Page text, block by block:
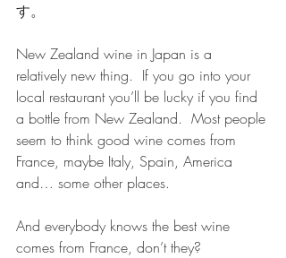
す。
New Zealand wine in Japan is a
relatively new thing.  If you go into your
local restaurant you’ll be lucky if you find
a bottle from New Zealand.  Most people
seem to think good wine comes from
France, maybe Italy, Spain, America
and… some other places.
And everybody knows the best wine
comes from France, don’t they?